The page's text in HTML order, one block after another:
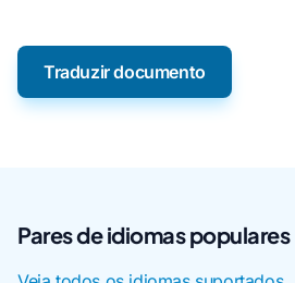
Traduzir documento
Pares de idiomas populares